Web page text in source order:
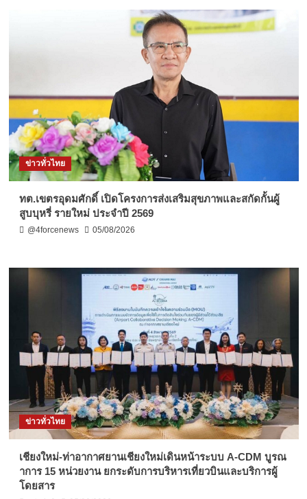
ข่าวทั่วไทย
ทต.เขตรอุดมศักดิ์ เปิดโครงการส่งเสริมสุขภาพและสกัดกั้นผู้
สูบบุหรี่ รายใหม่ ประจำปี 2569
@4forcenews 05/08/2026
ข่าวทั่วไทย
เชียงใหม่-ท่าอากาศยานเชียงใหม่เดินหน้าระบบ A-CDM บูรณ
าการ 15 หน่วยงาน ยกระดับการบริหารเที่ยวบินและบริการผู้
โดยสาร